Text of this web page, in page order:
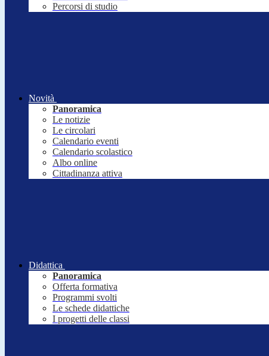
Percorsi di studio
Novità
Panoramica
Le notizie
Le circolari
Calendario eventi
Calendario scolastico
Albo online
Cittadinanza attiva
Didattica
Panoramica
Offerta formativa
Programmi svolti
Le schede didattiche
I progetti delle classi